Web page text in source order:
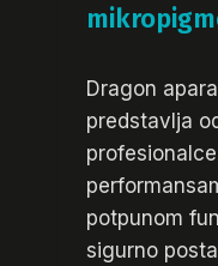
Dragon
predstavlja
potpunom
sigurno